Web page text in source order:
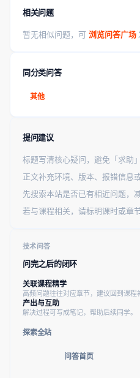
相关问题
暂无相似问题，可 浏览问答广场
同分类问答
其他
提问建议
标题写清核心疑问，避免「求助
正文补充环境、版本、报错信息
先搜索本站是否已有相近问题，
若与课程相关，请标明课时或章
技术问答
问完之后的闭环
关联课程精学
高频问题往往对应章节，建议回到课程
产出与互助
解决过程可写成笔记，帮助后续同学。
探索全站
问答首页